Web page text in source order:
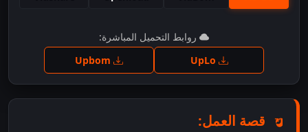
اضغط للمشاهدة
روابط التحميل المباشرة:
قصة العمل: